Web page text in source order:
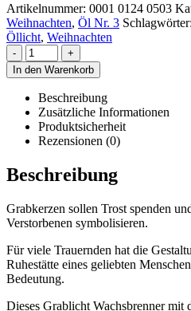
Artikelnummer: 0001 0124 0503
Weihnachten, Öl Nr. 3 Schlagwörter:
Öllicht, Weihnachten
-
+
In den Warenkorb
Beschreibung
Zusätzliche Informationen
Produktsicherheit
Rezensionen (0)
Beschreibung
Grabkerzen sollen Trost spenden
Verstorbenen symbolisieren.
Für viele Trauernden hat die
Ruhestätte eines geliebten
Bedeutung.
Dieses Grablicht Wachsbrenner mit